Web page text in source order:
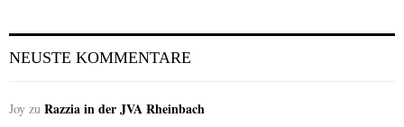
NEUSTE KOMMENTARE
Joy zu Razzia in der JVA Rheinbach